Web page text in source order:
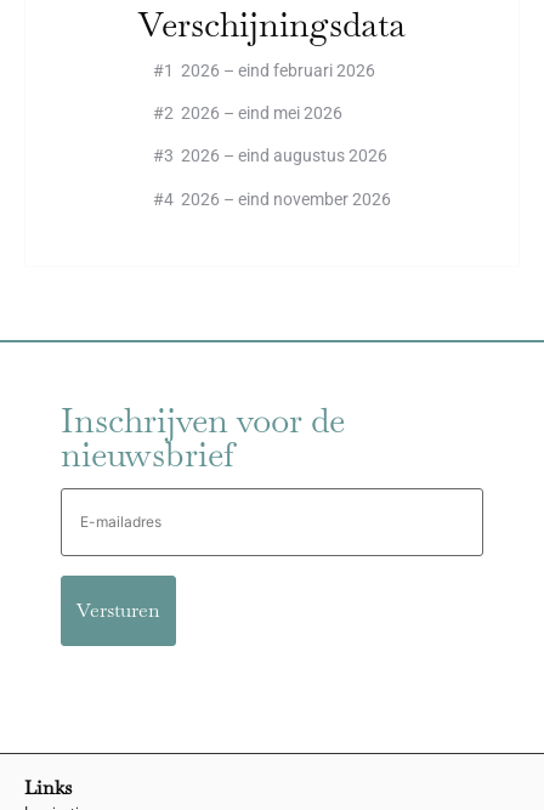
Verschijningsdata
#1 2026 – eind februari 2026
#2 2026 – eind mei 2026
#3 2026 – eind augustus 2026
#4 2026 – eind november 2026
Inschrijven voor de
nieuwsbrief
E-
mailadres
Links